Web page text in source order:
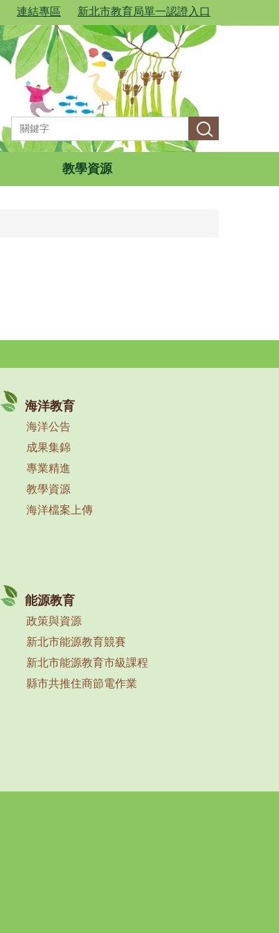
連結專區 新北市教育局單一認證入口
教學資源
海洋教育
海洋公告
成果集錦
專業精進
教學資源
海洋檔案上傳
能源教育
政策與資源
新北市能源教育競賽
新北市能源教育市級課程
縣市共推住商節電作業